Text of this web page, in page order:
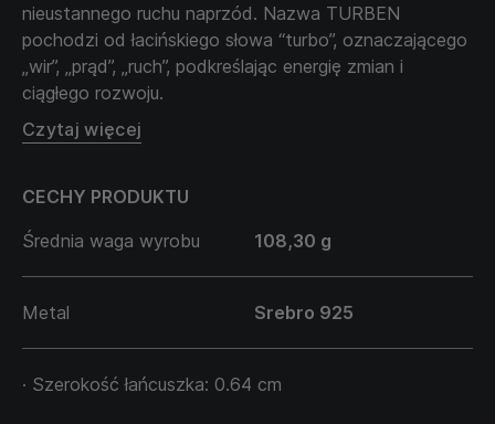
nieustannego ruchu naprzód. Nazwa TURBEN
pochodzi od łacińskiego słowa “turbo”, oznaczającego
„wir”, „prąd”, „ruch”, podkreślając energię zmian i
ciągłego rozwoju.
Jego prosty, ale wyrazisty design stworzony jest dla
tych, którzy cenią szybkość decyzji, siłę charakteru i
przypomina, że prawdziwa moc tkwi w ruchu, wolności
i zdolności do adaptacji.
TURBEN to nie tylko ozdoba, ale odzwierciedlenie
charakteru człowieka, który nie stoi w miejscu, lecz
pewnie kroczy naprzód, zdobywając nowe szczyty.
Czytaj więcej
CECHY PRODUKTU
Średnia waga wyrobu
108,30 g
Metal Srebro 925
· Szerokość łańcuszka: 0.64 cm